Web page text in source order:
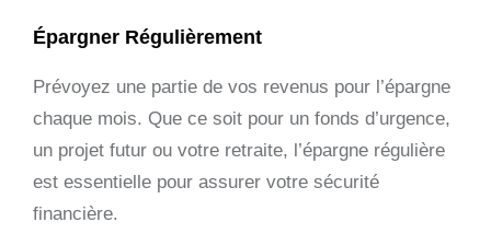
Épargner Régulièrement
Prévoyez une partie de vos revenus pour l’épargne
chaque mois. Que ce soit pour un fonds d’urgence,
un projet futur ou votre retraite, l’épargne régulière
est essentielle pour assurer votre sécurité
financière.